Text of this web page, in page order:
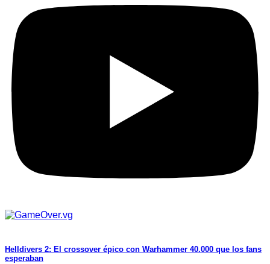
Helldivers 2: El crossover épico con Warhammer 40.000 que los fans
esperaban